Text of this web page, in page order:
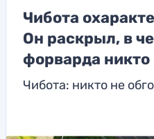
Чибота
Он раскрыл, в
форварда никто
Чибота: никто не